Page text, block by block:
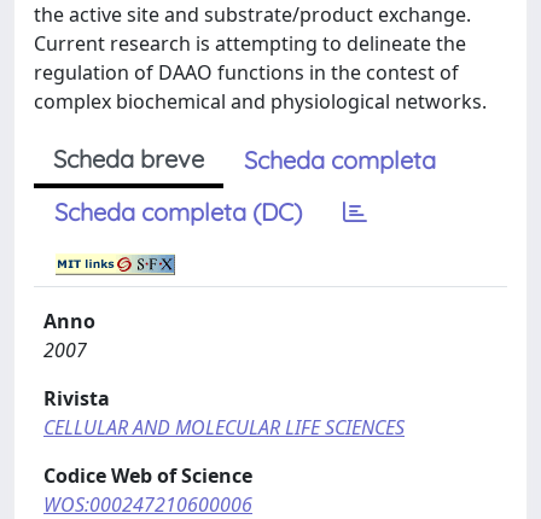
the active site and substrate/product exchange.
Current research is attempting to delineate the
regulation of DAAO functions in the contest of
complex biochemical and physiological networks.
Scheda breve
Scheda completa
Scheda completa (DC)
Anno
2007
Rivista
CELLULAR AND MOLECULAR LIFE SCIENCES
Codice Web of Science
WOS:000247210600006